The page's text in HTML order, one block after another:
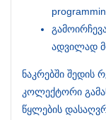
ადვილად
ნაკრებში შედის
კოლექტორი
წყლების